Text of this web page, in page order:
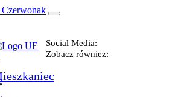
Social Media:
Zobacz również: